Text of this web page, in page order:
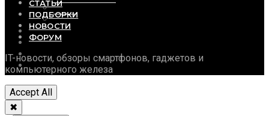
Софт и утилиты
Фото
СТАТЬИ
ПОДБОРКИ
НОВОСТИ
ФОРУМ
СТАТЬИ
ПОДБОРКИ
НОВОСТИ
ФОРУМ
IT-новости, обзоры смартфонов, гаджетов и
компьютерного железа
Accept All
✖